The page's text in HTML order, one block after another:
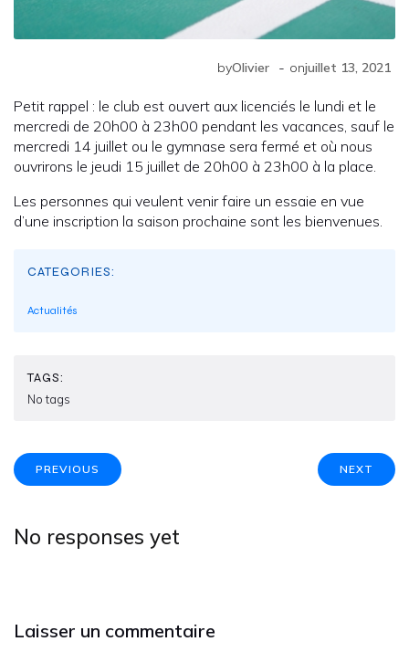
byOlivier - onjuillet 13, 2021
Petit rappel : le club est ouvert aux licenciés le lundi et le
mercredi de 20h00 à 23h00 pendant les vacances, sauf le
mercredi 14 juillet ou le gymnase sera fermé et où nous
ouvrirons le jeudi 15 juillet de 20h00 à 23h00 à la place.
Les personnes qui veulent venir faire un essaie en vue
d’une inscription la saison prochaine sont les bienvenues.
CATEGORIES:
Actualités
TAGS:
No tags
PREVIOUS NEXT
No responses yet
Laisser un commentaire